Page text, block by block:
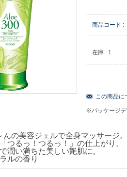
商品コード :
在庫 : 1
この商品に
※パッケージデ
の美容ジェルで全身マッサージ。
つるっ！つるっ！」の仕上がり。
潤い満ちた美しい艶肌に。
ルの香り